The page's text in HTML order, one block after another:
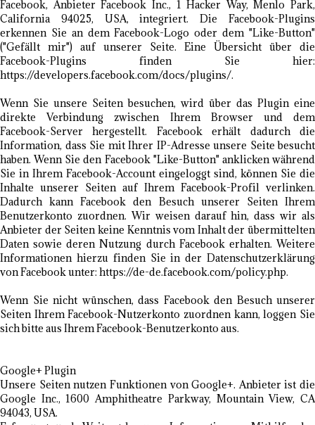
Facebook, Anbieter Facebook Inc., 1 Hacker Way, Menlo Park,
California 94025, USA, integriert. Die Facebook-Plugins
erkennen Sie an dem Facebook-Logo oder dem "Like-Button"
("Gefällt mir") auf unserer Seite. Eine Übersicht über die
Facebook-Plugins finden Sie hier:
https://developers.facebook.com/docs/plugins/.
Wenn Sie unsere Seiten besuchen, wird über das Plugin eine
direkte Verbindung zwischen Ihrem Browser und dem
Facebook-Server hergestellt. Facebook erhält dadurch die
Information, dass Sie mit Ihrer IP-Adresse unsere Seite besucht
haben. Wenn Sie den Facebook "Like-Button" anklicken während
Sie in Ihrem Facebook-Account eingeloggt sind, können Sie die
Inhalte unserer Seiten auf Ihrem Facebook-Profil verlinken.
Dadurch kann Facebook den Besuch unserer Seiten Ihrem
Benutzerkonto zuordnen. Wir weisen darauf hin, dass wir als
Anbieter der Seiten keine Kenntnis vom Inhalt der übermittelten
Daten sowie deren Nutzung durch Facebook erhalten. Weitere
Informationen hierzu finden Sie in der Datenschutzerklärung
von Facebook unter: https://de-de.facebook.com/policy.php.
Wenn Sie nicht wünschen, dass Facebook den Besuch unserer
Seiten Ihrem Facebook-Nutzerkonto zuordnen kann, loggen Sie
sich bitte aus Ihrem Facebook-Benutzerkonto aus.
Google+ Plugin
Unsere Seiten nutzen Funktionen von Google+. Anbieter ist die
Google Inc., 1600 Amphitheatre Parkway, Mountain View, CA
94043, USA.